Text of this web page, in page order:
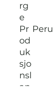
rg
e
Pr
od
uk
sjo
nsl
an
Peru